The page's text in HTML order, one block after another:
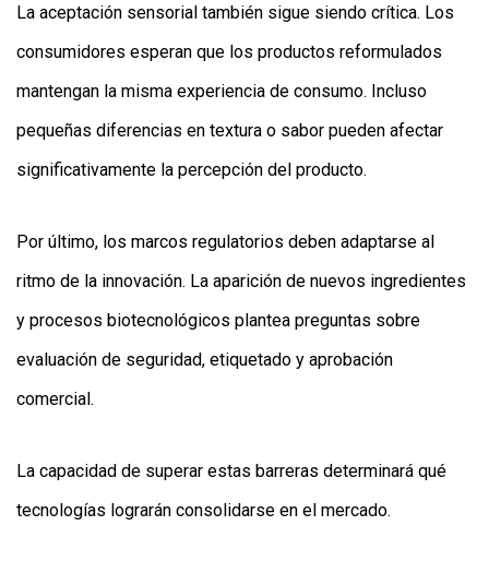
La aceptación sensorial también sigue siendo crítica. Los
consumidores esperan que los productos reformulados
mantengan la misma experiencia de consumo. Incluso
pequeñas diferencias en textura o sabor pueden afectar
significativamente la percepción del producto.
Por último, los marcos regulatorios deben adaptarse al
ritmo de la innovación. La aparición de nuevos ingredientes
y procesos biotecnológicos plantea preguntas sobre
evaluación de seguridad, etiquetado y aprobación
comercial.
La capacidad de superar estas barreras determinará qué
tecnologías lograrán consolidarse en el mercado.